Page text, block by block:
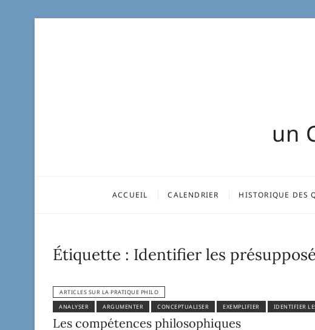
un
ACCUEIL CALENDRIER HISTORIQUE DES
Étiquette : Identifier les
ARTICLES SUR LA PRATIQUE PHILO
ANALYSER
ARGUMENTER CONCEPTUALISER EXEMPLIFIER IDENTIFIER
Les compétences philosophiques